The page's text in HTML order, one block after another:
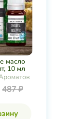
масло
10 мл
487 ₽